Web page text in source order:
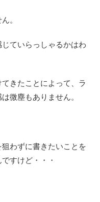
。
ていらっしゃるかはわ
きたことによって、ラ
微塵もありません。
わずに書きたいことを
すけど・・・